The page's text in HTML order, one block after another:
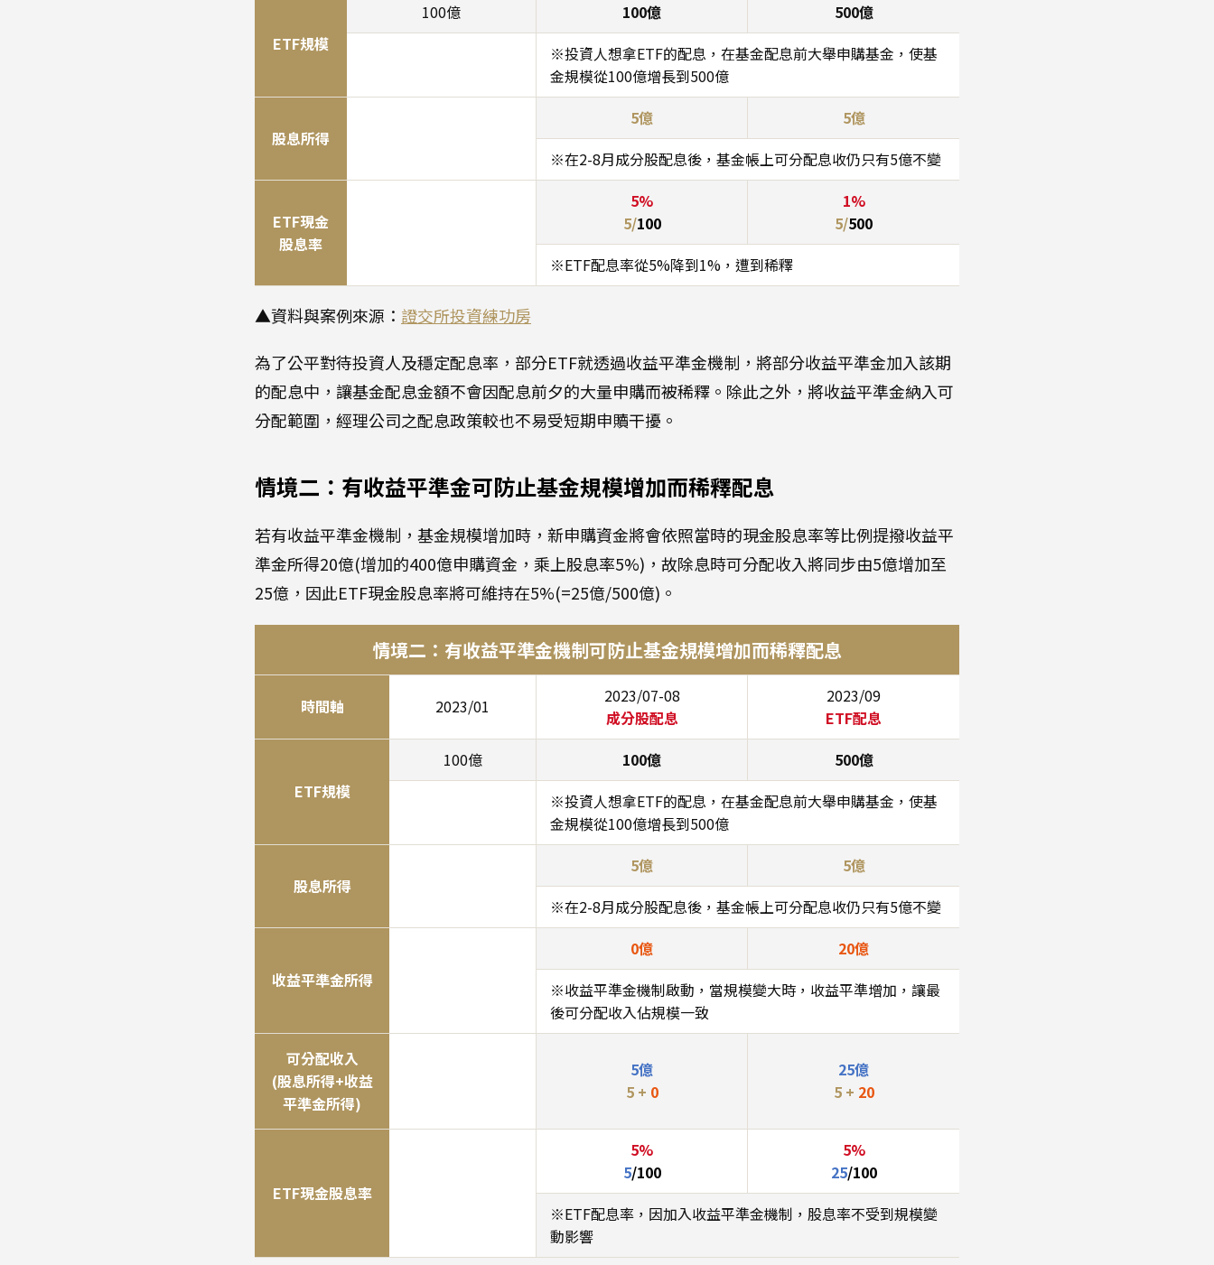
ETF規模
100億 100億
500億
※投資人想拿ETF的配息，在基金配息前大舉申購基金，使基
金規模從100億增長到500億
股息所得
5億
5億
※在2-8月成分股配息後，基金帳上可分配息收仍只有5億不變
ETF現金
股息率
5%
5/100
1%
5/500
※ETF配息率從5%降到1%，遭到稀釋
▲資料與案例來源： 證交所投資練功房
為了公平對待投資人及穩定配息率，部分ETF就透過收益平準金機制，將部分收益平準金加入該期
的配息中，讓基金配息金額不會因配息前夕的大量申購而被稀釋。除此之外，將收益平準金納入可
分配範圍，經理公司之配息政策較也不易受短期申贖干擾。
情境二：有收益平準金可防止基金規模增加而稀釋配息
若有收益平準金機制，基金規模增加時，新申購資金將會依照當時的現金股息率等比例提撥收益平
準金所得20億(增加的400億申購資金，乘上股息率5%)，故除息時可分配收入將同步由5億增加至
25億，因此ETF現金股息率將可維持在5%(=25億/500億)。
情境二： 有收益平準金機制可防止基金規模增加而稀釋配息
時間軸 2023/01
2023/07-08
成分股配息
2023/09
ETF配息
ETF規模
100億 100億
500億
※投資人想拿ETF的配息，在基金配息前大舉申購基金，使基
金規模從100億增長到500億
股息所得
5億
5億
※在2-8月成分股配息後，基金帳上可分配息收仍只有5億不變
收益平準金所得
0億
20億
※收益平準金機制啟動，當規模變大時，收益平準增加，讓最
後可分配收入佔規模一致
可分配收入
(股息所得+收益
平準金所得)
5億
5 + 0
25億
5 + 20
ETF現金股息率
5%
5/100
5%
25/100
※ETF配息率，因加入收益平準金機制，股息率不受到規模變
動影響